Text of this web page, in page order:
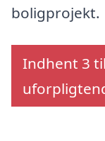
boligprojekt.
Indhent 3